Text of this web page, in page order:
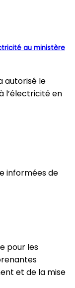
au ministère
autorisé le
l’électricité en
informées de
pour les
et de la mise